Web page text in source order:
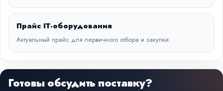
Прайс IT-оборудования
Актуальный прайс для первичного отбора и закупки.
Готовы обсудить поставку?